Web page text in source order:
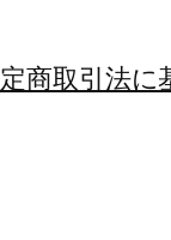
商取引法に